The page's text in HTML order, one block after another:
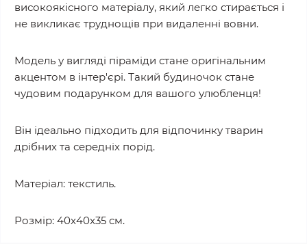
високоякісного матеріалу, який легко стирається і
не викликає труднощів при видаленні вовни.
Модель у вигляді піраміди стане оригінальним
акцентом в інтер'єрі. Такий будиночок стане
чудовим подарунком для вашого улюбленця!
Він ідеально підходить для відпочинку тварин
дрібних та середніх порід.
Матеріал: текстиль.
Розмір: 40x40x35 см.